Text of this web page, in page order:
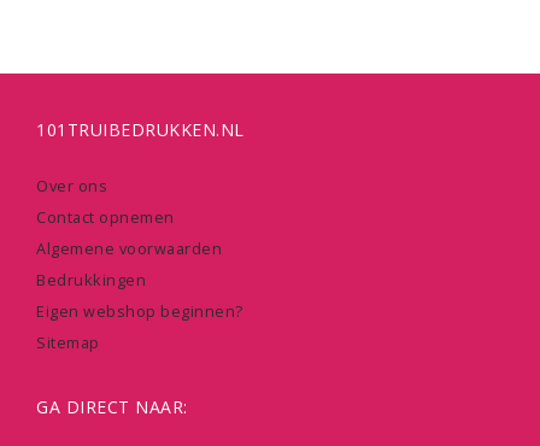
101TRUIBEDRUKKEN.NL
Over ons
Contact opnemen
Algemene voorwaarden
Bedrukkingen
Eigen webshop beginnen?
Sitemap
GA DIRECT NAAR: